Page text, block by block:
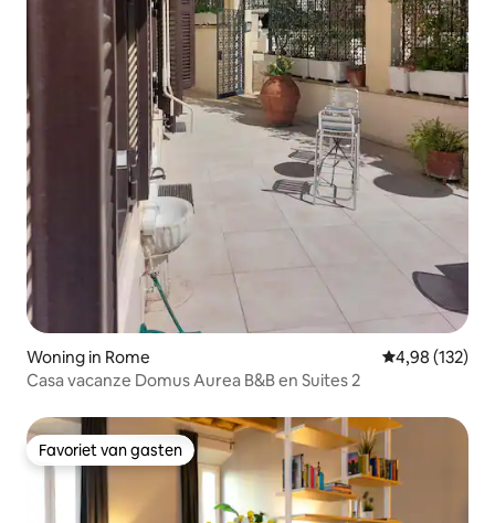
Woning in Rome Gemiddelde
4,98 (132)
Casa vacanze Domus Aurea B&B en Suites 2
Favoriet van gasten
Favoriet van gasten